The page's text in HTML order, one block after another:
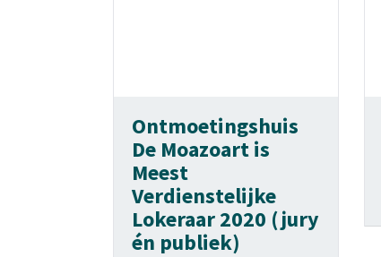
Ontmoetingshuis
De Moazoart is
Meest
Verdienstelijke
Lokeraar 2020 (jury
én publiek)